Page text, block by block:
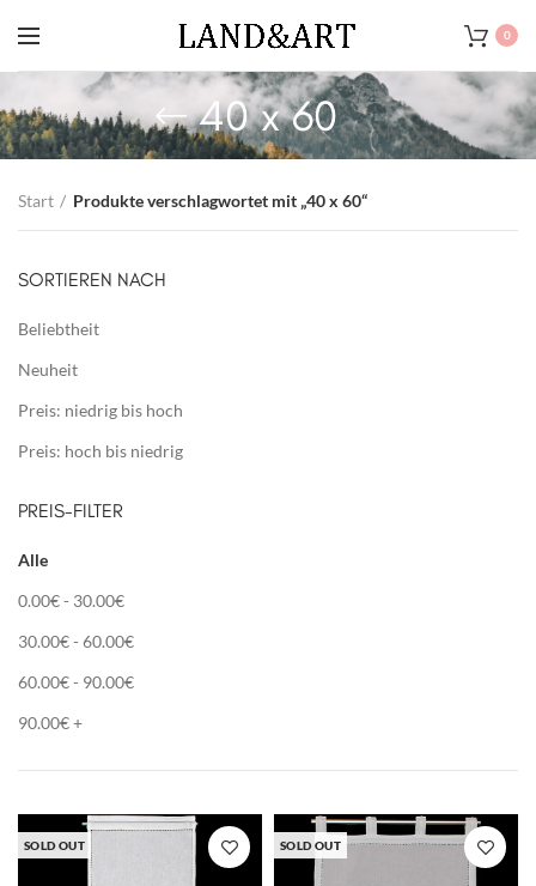
0
40 x 60
Start Produkte verschlagwortet mit „40 x 60“
SORTIEREN NACH
Beliebtheit
Neuheit
Preis: niedrig bis hoch
Preis: hoch bis niedrig
PREIS-FILTER
Alle
0.00€- 30.00€
30.00€- 60.00€
60.00€- 90.00€
90.00€+
SOLD OUT SOLD OUT